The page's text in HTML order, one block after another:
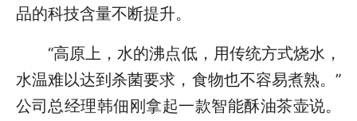
品的科技含量不断提升。
“高原上，水的沸点低，用传统方式烧水，
水温难以达到杀菌要求，食物也不容易煮熟。”
公司总经理韩佃刚拿起一款智能酥油茶壶说。